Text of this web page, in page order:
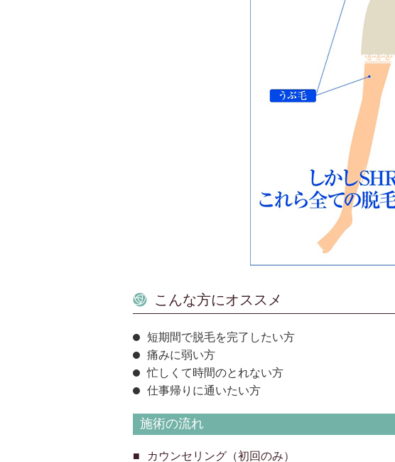
こんな方にオススメ
短期間で脱毛を完了したい方
痛みに弱い方
忙しくて時間のとれない方
仕事帰りに通いたい方
施術の流れ
カウンセリング（初回のみ）